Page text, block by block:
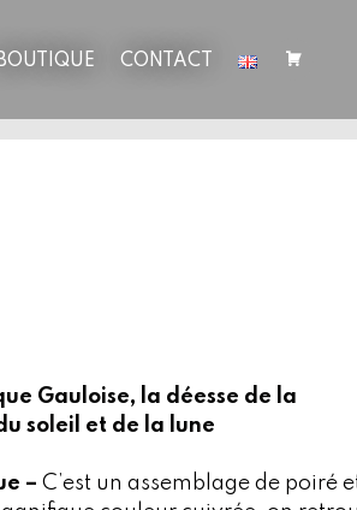
CONTACT
Gauloise, la déesse de la
soleil et de la lune
– C’est un assemblage de poiré